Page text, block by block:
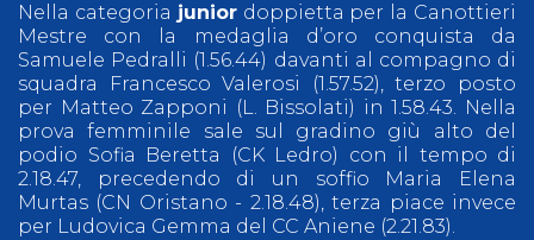
Nella categoria juniordoppietta per la Canottieri
Mestre con la medaglia d’oro conquista da
Samuele Pedralli (1.56.44) davanti al compagno di
squadra Francesco Valerosi (1.57.52), terzo posto
per Matteo Zapponi (L. Bissolati) in 1.58.43. Nella
prova femminile sale sul gradino giù alto del
podio Sofia Beretta (CK Ledro) con il tempo di
2.18.47, precedendo di un soffio Maria Elena
Murtas (CN Oristano - 2.18.48), terza piace invece
per Ludovica Gemma del CC Aniene (2.21.83).